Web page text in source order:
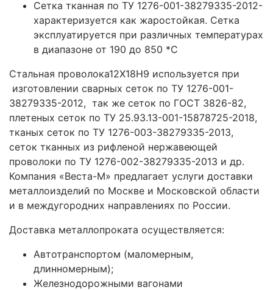
Сетка тканная по ТУ 1276-001-38279335-2012-
характеризуется как жаростойкая. Сетка
эксплуатируется при различных температурах
в диапазоне от 190 до 850 *С
Стальная проволока12Х18Н9 используется при
изготовлении сварных сеток по ТУ 1276-001-
38279335-2012, так же сеток по ГОСТ 3826-82,
плетеных сеток по ТУ 25.93.13-001-15878725-2018,
тканых сеток по ТУ 1276-003-38279335-2013,
сеток тканных из рифленой нержавеющей
проволоки по ТУ 1276-002-38279335-2013 и др.
Компания «Веста-М» предлагает услуги доставки
металлоизделий по Москве и Московской области
и в междугородних направлениях по России.
Доставка металлопроката осуществляется:
Автотранспортом (маломерным,
длинномерным);
Железнодорожными вагонами